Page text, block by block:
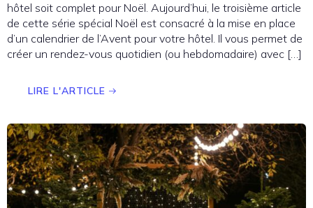
hôtel soit complet pour Noël. Aujourd’hui, le troisième article
de cette série spécial Noël est consacré à la mise en place
d’un calendrier de l’Avent pour votre hôtel. Il vous permet de
créer un rendez-vous quotidien (ou hebdomadaire) avec […]
LIRE L'ARTICLE